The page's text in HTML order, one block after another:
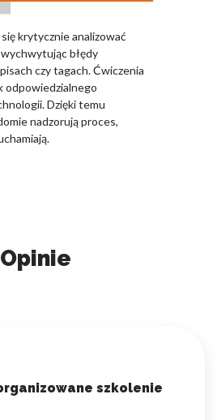
krytycznie analizować
błędy
czy tagach. Ćwiczenia
odpowiedzialnego
Dzięki temu
nadzorują proces,
Opinie
szkolenie